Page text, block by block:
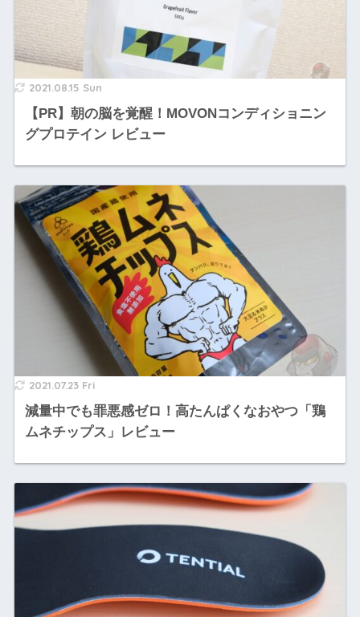
2021.08.15 Sun
【PR】朝の脳を覚醒！MOVONコンディショニン
グプロテイン レビュー
2021.07.23 Fri
減量中でも罪悪感ゼロ！高たんぱくなおやつ「鶏
ムネチップス」レビュー